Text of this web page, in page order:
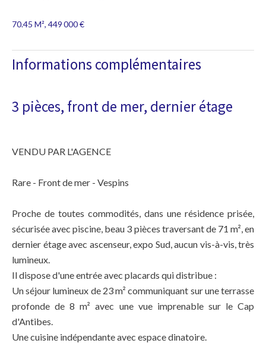
70.45 M², 449 000 €
Informations complémentaires
3 pièces, front de mer, dernier étage
VENDU PAR L'AGENCE
Rare - Front de mer - Vespins
Proche de toutes commodités, dans une résidence prisée,
sécurisée avec piscine, beau 3 pièces traversant de 71 m², en
dernier étage avec ascenseur, expo Sud, aucun vis-à-vis, très
lumineux.
Il dispose d'une entrée avec placards qui distribue :
Un séjour lumineux de 23 m² communiquant sur une terrasse
profonde de 8 m² avec une vue imprenable sur le Cap
d'Antibes.
Une cuisine indépendante avec espace dinatoire.